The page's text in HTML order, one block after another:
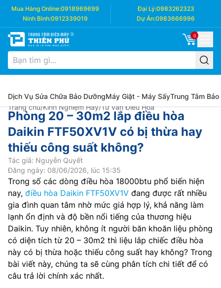
Mua Hàng Online:0918969699 Đại Lý:0983262323
Ninh Bình:0912339019 Dự Án:0983666996
0
Dịch Vụ Sửa Chữa Bảo DưỡngMáy Giặt - Máy SấyTrung Tâm Bảo
Trang chủ/Kinh Nghiệm Hay/Tư vấn Điều Hòa
Phòng 20 – 30m2 lắp điều hòa
Daikin FTF50XV1V có bị thừa hay
thiếu công suất không?
Tác giả: Nguyễn Quyết
Đăng ngày: 08/06/2026, lúc 15:35
Trong số các dòng điều hòa 18000btu phổ biến hiện
nay, điều hòa Daikin FTF50XV1V đang được rất nhiều
gia đình quan tâm nhờ mức giá hợp lý, khả năng làm
lạnh ổn định và độ bền nổi tiếng của thương hiệu
Daikin. Tuy nhiên, không ít người băn khoăn liệu phòng
có diện tích từ 20 – 30m2 thì liệu lắp chiếc điều hòa
này có bị thừa hoặc thiếu công suất hay không? Trong
bài viết này, chúng ta sẽ cùng phân tích chi tiết để có
câu trả lời chính xác nhất.